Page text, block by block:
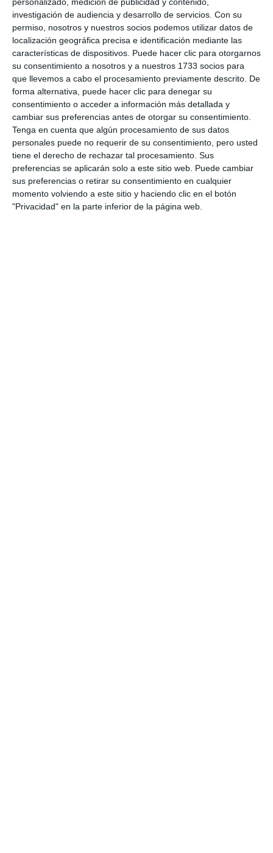
personalizado, medición de publicidad y contenido,
investigación de audiencia y desarrollo de servicios. Con su
permiso, nosotros y nuestros socios podemos utilizar datos de
localización geográfica precisa e identificación mediante las
características de dispositivos. Puede hacer clic para otorgarnos
su consentimiento a nosotros y a nuestros 1733 socios para
que llevemos a cabo el procesamiento previamente descrito. De
forma alternativa, puede hacer clic para denegar su
consentimiento o acceder a información más detallada y
cambiar sus preferencias antes de otorgar su consentimiento.
Tenga en cuenta que algún procesamiento de sus datos
personales puede no requerir de su consentimiento, pero usted
tiene el derecho de rechazar tal procesamiento. Sus
preferencias se aplicarán solo a este sitio web. Puede cambiar
sus preferencias o retirar su consentimiento en cualquier
momento volviendo a este sitio y haciendo clic en el botón
"Privacidad" en la parte inferior de la página web.